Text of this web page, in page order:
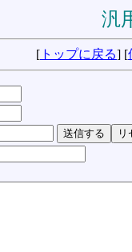
汎
[ トップに戻る] [